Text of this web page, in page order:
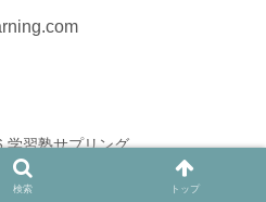
習塾サプリング.
検索 トップ